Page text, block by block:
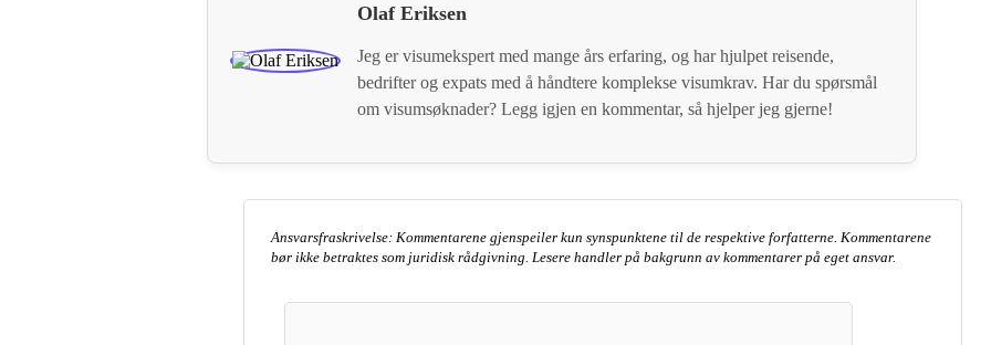
Olaf Eriksen
Jeg er visumekspert med mange års erfaring, og har hjulpet reisende,
bedrifter og expats med å håndtere komplekse visumkrav. Har du spørsmål
om visumsøknader? Legg igjen en kommentar, så hjelper jeg gjerne!
Ansvarsfraskrivelse: Kommentarene gjenspeiler kun synspunktene til de respektive forfatterne. Kommentarene
bør ikke betraktes som juridisk rådgivning. Lesere handler på bakgrunn av kommentarer på eget ansvar.